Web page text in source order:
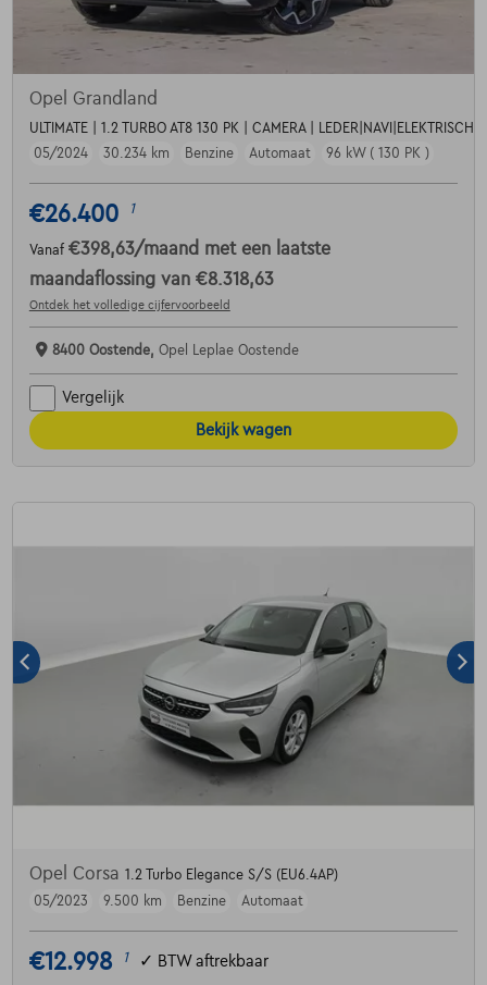
Opel Grandland
ULTIMATE | 1.2 TURBO AT8 130 PK | CAMERA | LEDER|NAVI|ELEKTRISCHE
05/2024
30.234 km Benzine Automaat 96 kW ( 130 PK )
€26.400 1
Vanaf €398,63/maand met een laatste
maandaflossing van €8.318,63
Ontdek het volledige cijfervoorbeeld
8400 Oostende, Opel Leplae Oostende
Vergelijk
Bekijk wagen
Opel Corsa 1.2 Turbo Elegance S/S (EU6.4AP)
05/2023
9.500 km Benzine Automaat
€12.998 1 ✓ BTW aftrekbaar